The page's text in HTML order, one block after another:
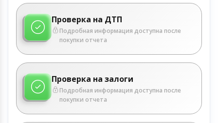
Проверка на ДТП
Подробная информация доступна после
покупки отчета
Проверка на залоги
Подробная информация доступна после
покупки отчета